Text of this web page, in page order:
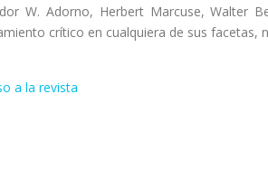
W. Adorno, Herbert Marcuse, Walter
crítico en cualquiera de sus facetas,
a la revista